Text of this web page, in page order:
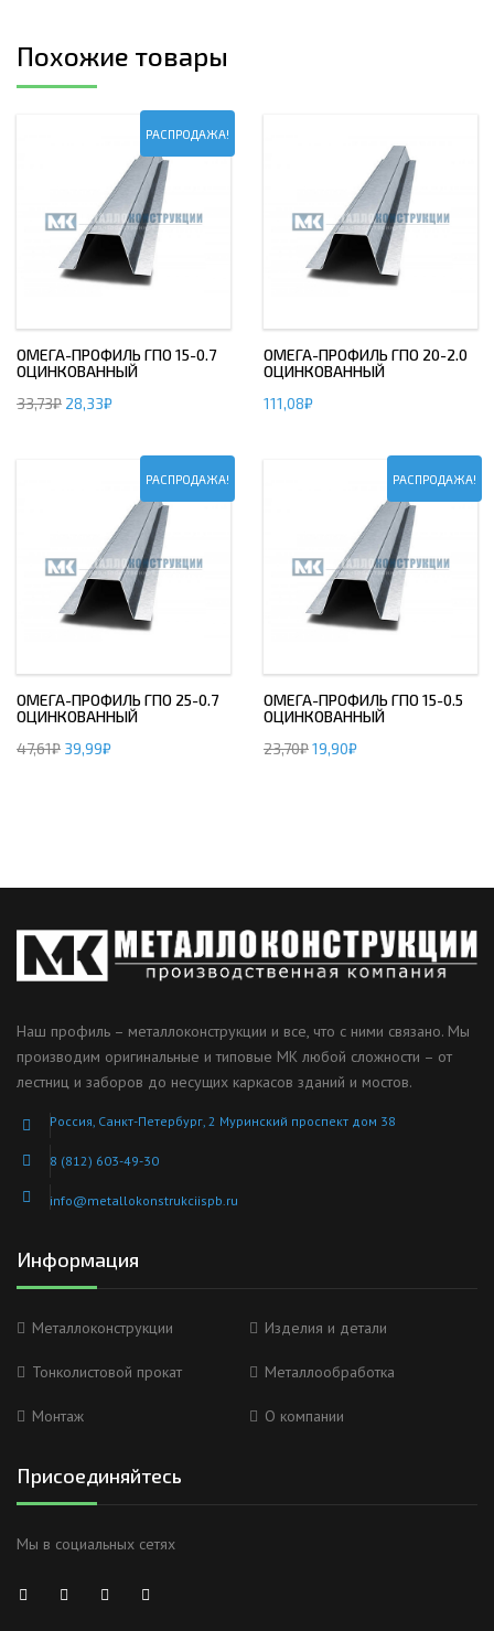
Похожие товары
РАСПРОДАЖА!
ОМЕГА-ПРОФИЛЬ ГПО 15-0.7
ОЦИНКОВАННЫЙ
33,73₽ 28,33₽
ОМЕГА-ПРОФИЛЬ ГПО 20-2.0
ОЦИНКОВАННЫЙ
111,08₽
РАСПРОДАЖА!
ОМЕГА-ПРОФИЛЬ ГПО 25-0.7
ОЦИНКОВАННЫЙ
47,61₽ 39,99₽
РАСПРОДАЖА!
ОМЕГА-ПРОФИЛЬ ГПО 15-0.5
ОЦИНКОВАННЫЙ
23,70₽19,90₽
Наш профиль – металлоконструкции и все, что с ними связано. Мы
производим оригинальные и типовые МК любой сложности – от
лестниц и заборов до несущих каркасов зданий и мостов.
Россия, Санкт-Петербург, 2 Муринский проспект дом 38
8 (812) 603-49-30
info@metallokonstrukciispb.ru
Информация
Металлоконструкции Изделия и детали
Тонколистовой прокат Металлообработка
Монтаж О компании
Присоединяйтесь
Мы в социальных сетях